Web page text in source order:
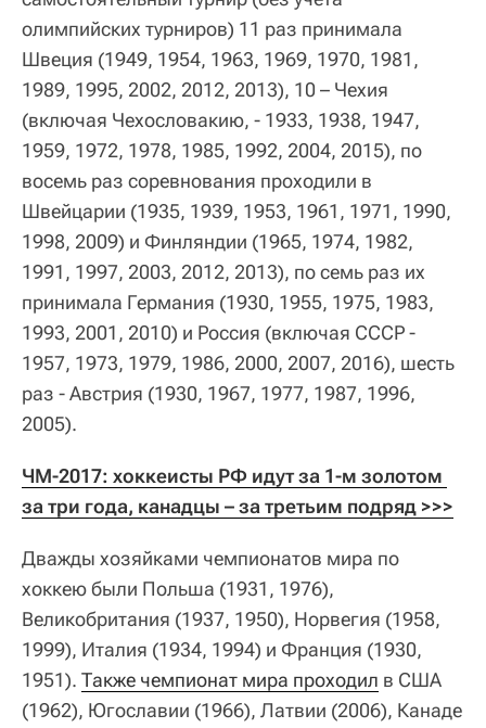
олимпийских турниров) 11 раз принимала
Швеция (1949, 1954, 1963, 1969, 1970, 1981,
1989, 1995, 2002, 2012, 2013), 10 – Чехия
(включая Чехословакию, - 1933, 1938, 1947,
1959, 1972, 1978, 1985, 1992, 2004, 2015), по
восемь раз соревнования проходили в
Швейцарии (1935, 1939, 1953, 1961, 1971, 1990,
1998, 2009) и Финляндии (1965, 1974, 1982,
1991, 1997, 2003, 2012, 2013), по семь раз их
принимала Германия (1930, 1955, 1975, 1983,
1993, 2001, 2010) и Россия (включая СССР -
1957, 1973, 1979, 1986, 2000, 2007, 2016), шесть
раз - Австрия (1930, 1967, 1977, 1987, 1996,
2005).
ЧМ-2017: хоккеисты РФ идут за 1-м золотом
за три года, канадцы – за третьим подряд >>>
Дважды хозяйками чемпионатов мира по
хоккею были Польша (1931, 1976),
Великобритания (1937, 1950), Норвегия (1958,
1999), Италия (1934, 1994) и Франция (1930,
1951). Также чемпионат мира проходил в США
(1962), Югославии (1966), Латвии (2006), Канаде